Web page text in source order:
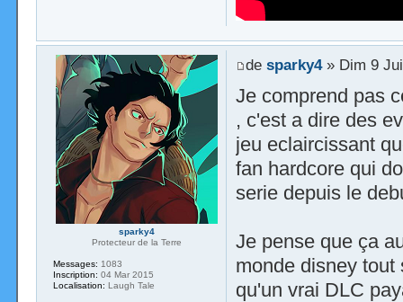
de sparky4» Dim 9
Je comprend pas
, c'est a dire des
jeu eclaircissant
fan hardcore qui
serie depuis le
Je pense que ça
monde disney
qu'un vrai DLC
sparky4
Protecteur de la Terre
Messages: 1083
Inscription: 04 Mar 2015
Localisation: Laugh Tale